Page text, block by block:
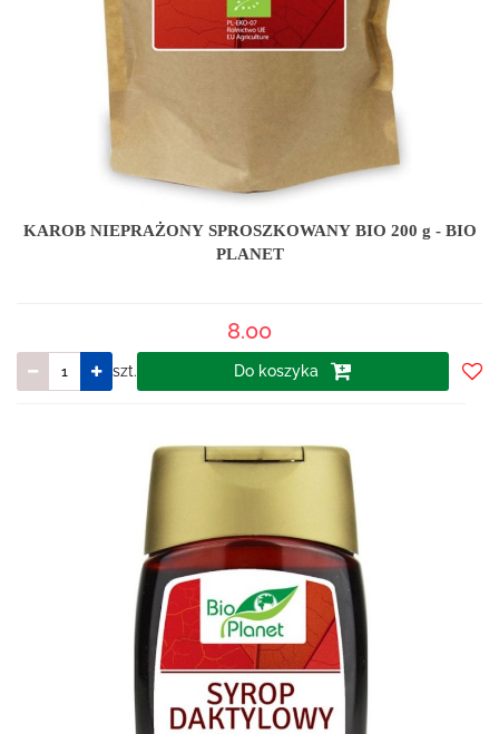
KAROB NIEPRAŻONY SPROSZKOWANY BIO 200 g - BIO
PLANET
8.00
szt. Do koszyka